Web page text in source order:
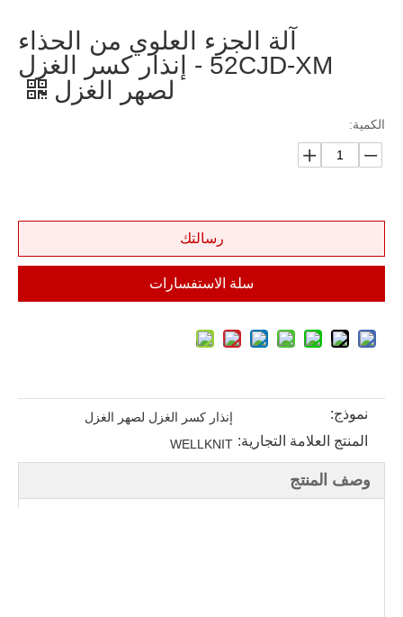
آلة الجزء العلوي من الحذاء
52CJD-XM - إنذار كسر الغزل
لصهر الغزل
الكمية:
رسالتك
سلة الاستفسارات
نموذج: إنذار كسر الغزل لصهر الغزل
المنتج العلامة التجارية: WELLKNIT
وصف المنتج